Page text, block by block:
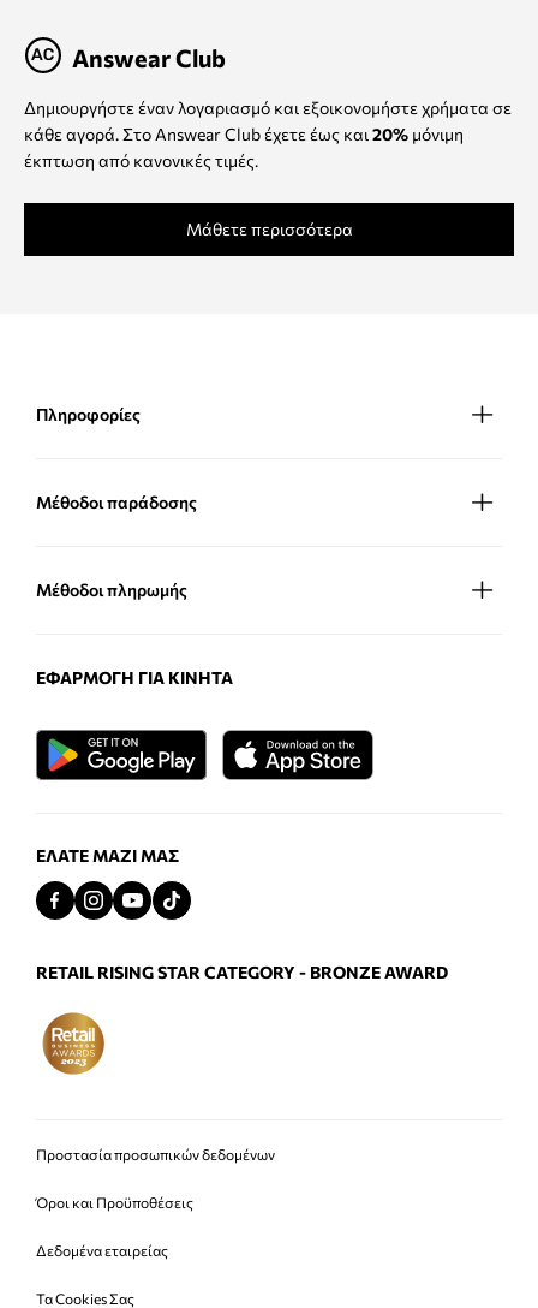
Answear Club
Δημιουργήστε έναν λογαριασμό και εξοικονομήστε χρήματα σε
κάθε αγορά. Στο Answear Club έχετε έως και 20% μόνιμη
έκπτωση από κανονικές τιμές.
Μάθετε περισσότερα
Πληροφορίες
Μέθοδοι παράδοσης
Μέθοδοι πληρωμής
ΕΦΑΡΜΟΓΉ ΓΙΑ ΚΙΝΗΤΆ
ΕΛΆΤΕ ΜΑΖΊ ΜΑΣ
RETAIL RISING STAR CATEGORY - BRONZE AWARD
Προστασία προσωπικών δεδομένων
Όροι και Προϋποθέσεις
Δεδομένα εταιρείας
Τα Cookies Σας